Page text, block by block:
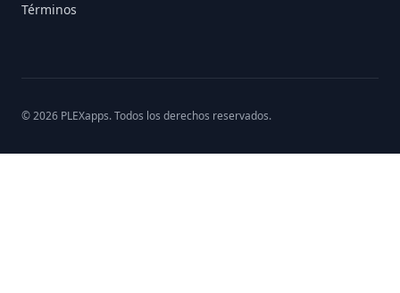
Términos
©2026 PLEXapps. Todos los derechos reservados.